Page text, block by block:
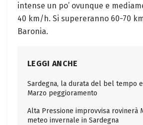
intense un po’ ovunque e
40 km/h. Si supereranno 60-70
Baronia.
LEGGI ANCHE
Sardegna, la durata del bel tempo
Marzo peggioramento
Alta Pressione improvvisa rovinerà
meteo invernale in Sardegna